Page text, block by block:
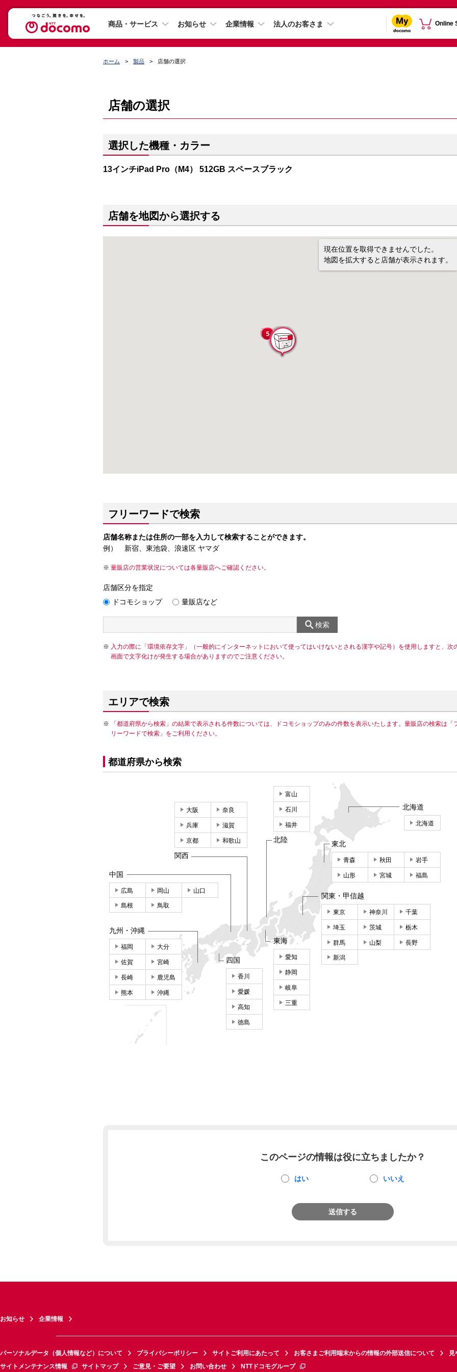
商品・サービス お知らせ 企業情報 法人のお客さま Online
ホーム 製品 店舗の選択
店舗の選択
選択した機種・カラー
13インチiPad Pro（M4） 512GB スペースブラック
店舗を地図から選択する
現在位置を取得できませんでした。
地図を拡大すると店舗が表示されます。
フリーワードで検索
店舗名称または住所の一部を入力して検索することができます。
例） 新宿、東池袋、浪速区 ヤマダ
量販店の営業状況については各量販店へご確認ください。
店舗区分を指定
ドコモショップ
量販店など
検索
入力の際に「環境依存文字」（一般的にインターネットにおいて使ってはいけないとされる漢字や記号）を使用しますと、次
画面で文字化けが発生する場合がありますのでご注意ください。
エリアで検索
「都道府県から検索」の結果で表示される件数については、ドコモショップのみの件数を表示いたします。量販店の検索は「
リーワードで検索」をご利用ください。
都道府県から検索
北海道
北海道
東北
青森 秋田 岩手
山形 宮城 福島
関東・甲信越
東京 神奈川 千葉
埼玉 茨城 栃木
群馬 山梨 長野
新潟
東海
愛知
静岡
岐阜
三重
富山
石川
福井
北陸
大阪 奈良
兵庫 滋賀
京都 和歌山
関西
中国
広島 岡山 山口
島根 鳥取
四国
香川
愛媛
高知
徳島
九州・沖縄
福岡 大分
佐賀 宮崎
長崎 鹿児島
熊本 沖縄
このページの情報は役に立ちましたか？
はい いいえ
送信する
お知らせ 企業情報
パーソナルデータ（個人情報など）について プライバシーポリシー サイトご利用にあたって お客さまご利用端末からの情報の外部送信について
見
サイトメンテナンス情報
サイトマップ ご意見・ご要望 お問い合わせ NTTドコモグループ